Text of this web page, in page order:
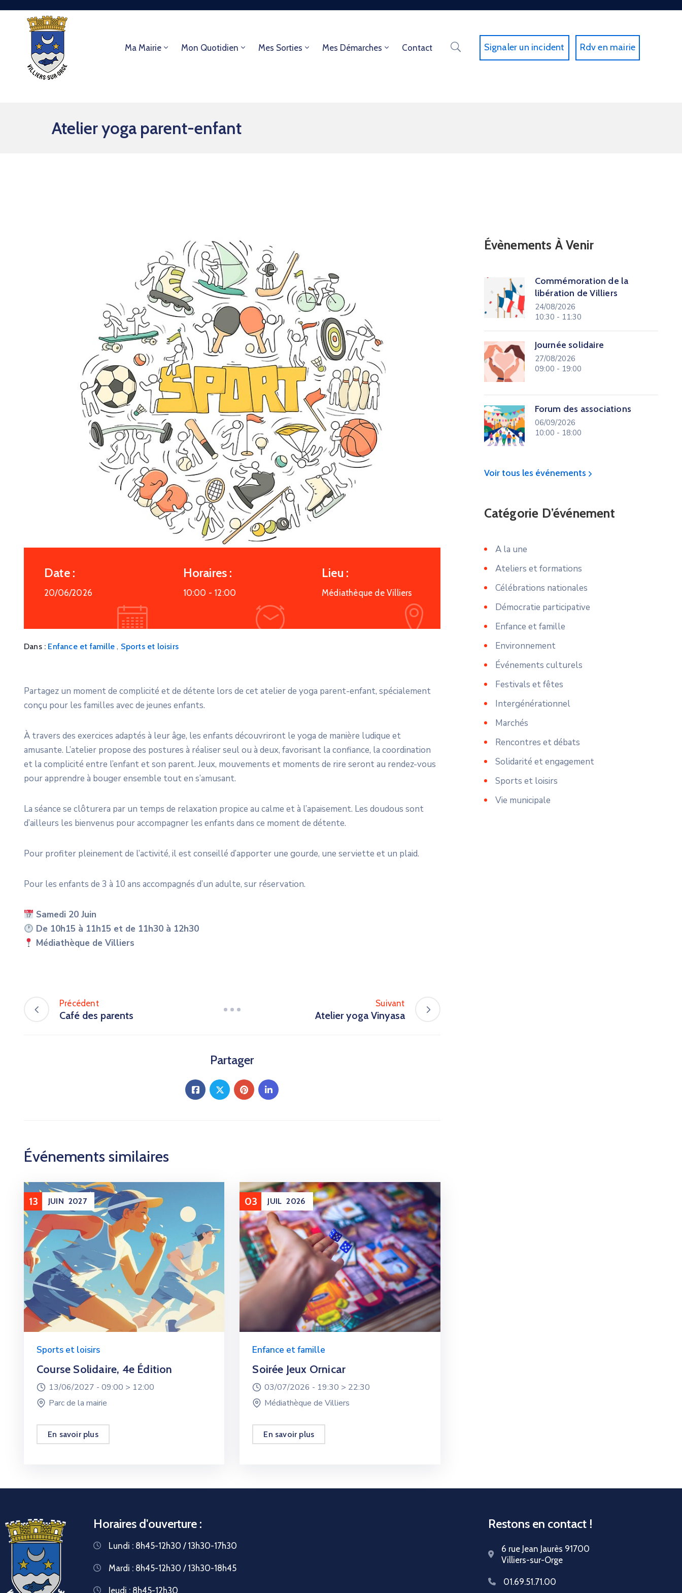
Ma Mairie Mon Quotidien Mes Sorties Mes Démarches Contact Signaler un incident Rdv en mairie
Atelier yoga parent-enfant
Date :
20/06/2026
Horaires :
10:00 - 12:00
Lieu :
Médiathèque de Villiers
Dans : Enfance et famille , Sports et loisirs
Partagez un moment de complicité et de détente lors de cet atelier de yoga parent-enfant, spécialement
conçu pour les familles avec de jeunes enfants.
À travers des exercices adaptés à leur âge, les enfants découvriront le yoga de manière ludique et
amusante. L’atelier propose des postures à réaliser seul ou à deux, favorisant la confiance, la coordination
et la complicité entre l’enfant et son parent. Jeux, mouvements et moments de rire seront au rendez-vous
pour apprendre à bouger ensemble tout en s’amusant.
La séance se clôturera par un temps de relaxation propice au calme et à l’apaisement. Les doudous sont
d’ailleurs les bienvenus pour accompagner les enfants dans ce moment de détente.
Pour profiter pleinement de l’activité, il est conseillé d’apporter une gourde, une serviette et un plaid.
Pour les enfants de 3 à 10 ans accompagnés d’un adulte, sur réservation.
Samedi 20 Juin
De 10h15 à 11h15 et de 11h30 à 12h30
Médiathèque de Villiers
Précédent
Café des parents
Suivant
Atelier yoga Vinyasa
Partager
Événements similaires
13 JUIN 2027
Sports et loisirs
Course Solidaire, 4e Édition
13/06/2027 - 09:00 > 12:00
Parc de la mairie
En savoir plus
03 JUIL 2026
Enfance et famille
Soirée Jeux Ornicar
03/07/2026 - 19:30 > 22:30
Médiathèque de Villiers
En savoir plus
Évènements À Venir
Commémoration de la
libération de Villiers
24/08/2026
10:30 - 11:30
Journée solidaire
27/08/2026
09:00 - 19:00
Forum des associations
06/09/2026
10:00 - 18:00
Voir tous les événements
Catégorie D’événement
A la une
Ateliers et formations
Célébrations nationales
Démocratie participative
Enfance et famille
Environnement
Événements culturels
Festivals et fêtes
Intergénérationnel
Marchés
Rencontres et débats
Solidarité et engagement
Sports et loisirs
Vie municipale
Horaires d'ouverture :
Lundi : 8h45-12h30 / 13h30-17h30
Mardi : 8h45-12h30 / 13h30-18h45
Jeudi : 8h45-12h30
Restons en contact !
6 rue Jean Jaurès 91700
Villiers-sur-Orge
01.69.51.71.00